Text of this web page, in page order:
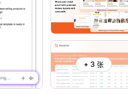
+ 3 张